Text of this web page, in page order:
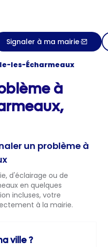
Signaler à ma mairie
les-Écharmeaux
à
un problème à
d'éclairage ou de
en quelques
incluses, votre
à la mairie.
ville ?